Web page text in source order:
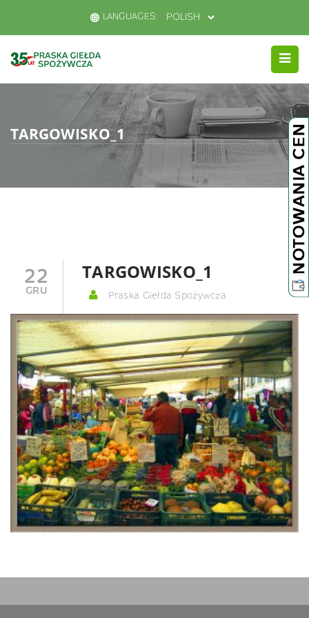
LANGUAGES:
TARGOWISKO_1
22
GRU
TARGOWISKO_1
Praska Giełda Spożywcza